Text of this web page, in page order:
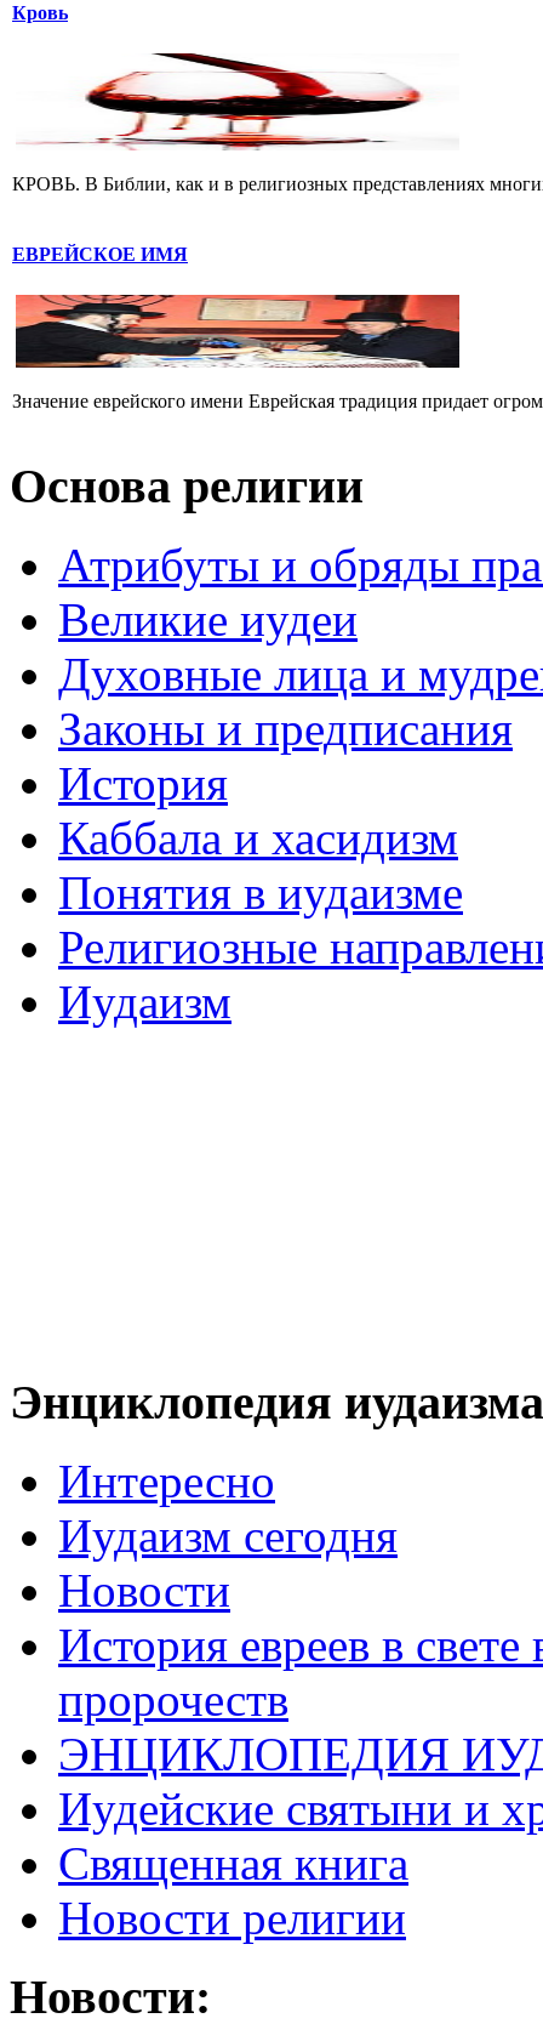
Кровь
КРОВЬ. В Библии, как и в религиозных представлениях
ЕВРЕЙСКОЕ ИМЯ
Значение еврейского имени Еврейская традиция придает
Основа религии
Атрибуты и обряды
Великие иудеи
Духовные лица и
Законы и предписания
История
Каббала и хасидизм
Понятия в иудаизме
Религиозные
Иудаизм
Энциклопедия иудаизма
Интересно
Иудаизм сегодня
Новости
История евреев в
пророчеств
ЭНЦИКЛОПЕДИЯ
Иудейские святыни и
Священная книга
Новости религии
Новости: